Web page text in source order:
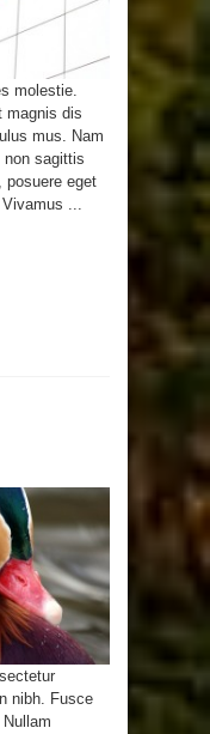
molestie.
magnis dis
mus. Nam
non sagittis
posuere eget
...
nibh. Fusce